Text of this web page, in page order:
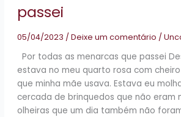
passei
05/04/2023 / Deixe um comentário /
Por todas as menarcas que passei
estava no meu quarto rosa com
que minha mãe usava. Estava eu
cercada de brinquedos que não eram
olheiras que um dia também não
passei